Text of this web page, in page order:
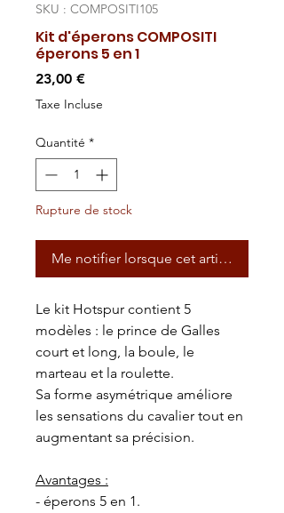
SKU : COMPOSITI105
Kit d'éperons COMPOSITI
éperons 5 en 1
23,00 €Prix
Taxe Incluse
Quantité *
Rupture de stock
Me notifier lorsque cet article est
Le kit Hotspur contient 5
modèles : le prince de Galles
court et long, la boule, le
marteau et la roulette.
Sa forme asymétrique améliore
les sensations du cavalier tout en
augmentant sa précision.
Avantages :
- éperons 5 en 1.